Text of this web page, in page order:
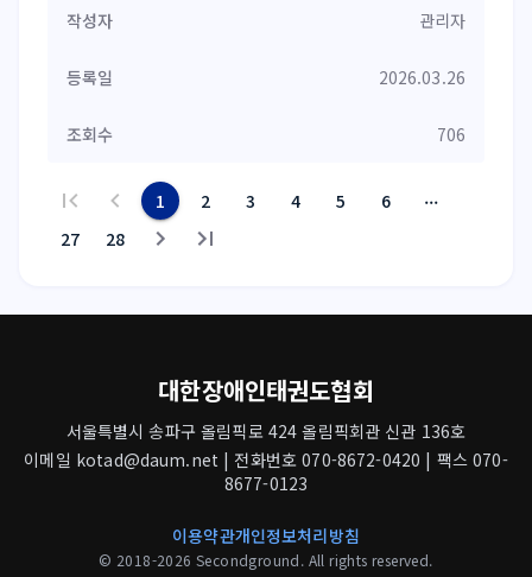
관리자
2026.03.26
706
1 2 3 4 5 6 ...
27 28
대한장애인태권도협회
서울특별시 송파구 올림픽로 424 올림픽회관 신관 136호
이메일 kotad@daum.net | 전화번호 070-8672-0420 | 팩스 070-
8677-0123
이용약관개인정보처리방침
© 2018-2026 Secondground. All rights reserved.